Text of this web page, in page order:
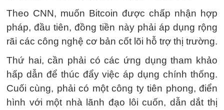
Theo CNN, muốn Bitcoin được chấp nhận hợp
pháp, đầu tiên, đồng tiền này phải áp dụng rộng
rãi các công nghệ cơ bản cốt lõi hỗ trợ thị trường.
Thứ hai, cần phải có các ứng dụng tham khảo
hấp dẫn để thúc đẩy việc áp dụng chính thống.
Cuối cùng, phải có một công ty tiên phong, điển
hình với một nhà lãnh đạo lôi cuốn, dẫn dắt thị